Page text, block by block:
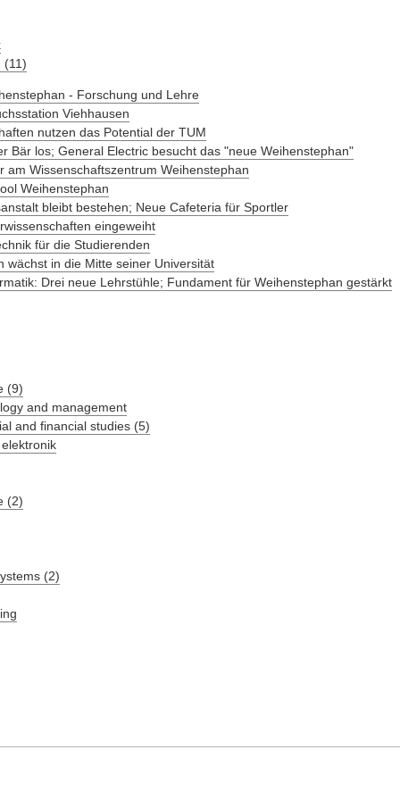
(11)
- Forschung und Lehre
Viehhausen
nutzen das Potential der TUM
Bär los; General Electric besucht das "neue Weihenstephan"
am Wissenschaftszentrum Weihenstephan
Weihenstephan
bleibt bestehen; Neue Cafeteria für Sportler
eingeweiht
für die Studierenden
wächst in die Mitte seiner Universität
Drei neue Lehrstühle; Fundament für Weihenstephan gestärkt
(9)
and management
and financial studies (5)
(2)
(2)